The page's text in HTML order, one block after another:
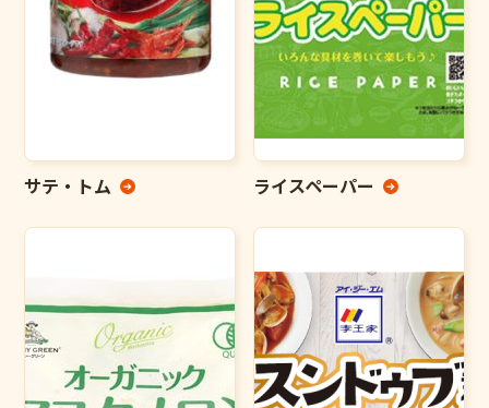
サテ・トム ライスペーパー